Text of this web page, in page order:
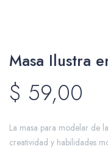
Masa Ilustra
$ 59,00
La masa para modelar de
creatividad y habilidades